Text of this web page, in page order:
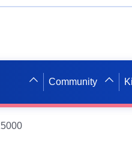
Community